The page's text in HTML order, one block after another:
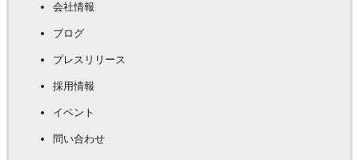
会社情報
ブログ
プレスリリース
採用情報
イベント
問い合わせ